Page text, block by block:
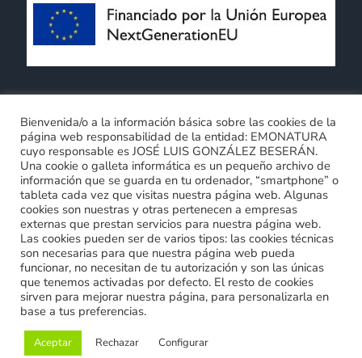
Términos y Condiciones generales
Política de privacidad
Política de cookies
Compromiso con la protección de datos personales
0
Copyright | emonatura | Todos los derechos reservados
FacebookInstagram
Bienvenida/o a la información básica sobre las cookies de la
página web responsabilidad de la entidad: EMONATURA
cuyo responsable es JOSÉ LUIS GONZÁLEZ BESERÁN.
Una cookie o galleta informática es un pequeño archivo de
información que se guarda en tu ordenador, “smartphone” o
tableta cada vez que visitas nuestra página web. Algunas
cookies son nuestras y otras pertenecen a empresas
externas que prestan servicios para nuestra página web.
Las cookies pueden ser de varios tipos: las cookies técnicas
son necesarias para que nuestra página web pueda
funcionar, no necesitan de tu autorización y son las únicas
que tenemos activadas por defecto. El resto de cookies
sirven para mejorar nuestra página, para personalizarla en
base a tus preferencias.
Aceptar Rechazar Configurar